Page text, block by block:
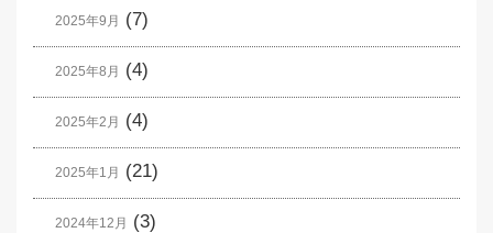
2025年9月 (7)
2025年8月 (4)
2025年2月 (4)
2025年1月 (21)
2024年12月 (3)